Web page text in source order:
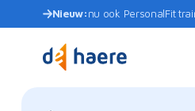
Nieuw:nu ook PersonalFit